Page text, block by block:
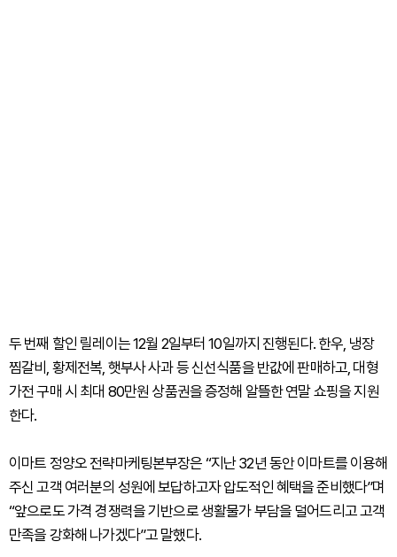
두 번째 할인 릴레이는 12월 2일부터 10일까지 진행된다. 한우, 냉장
찜갈비, 황제전복, 햇부사 사과 등 신선식품을 반값에 판매하고, 대형
가전 구매 시 최대 80만원 상품권을 증정해 알뜰한 연말 쇼핑을 지원
한다.
이마트 정양오 전략마케팅본부장은 “지난 32년 동안 이마트를 이용해
주신 고객 여러분의 성원에 보답하고자 압도적인 혜택을 준비했다”며
“앞으로도 가격 경쟁력을 기반으로 생활물가 부담을 덜어드리고 고객
만족을 강화해 나가겠다”고 말했다.